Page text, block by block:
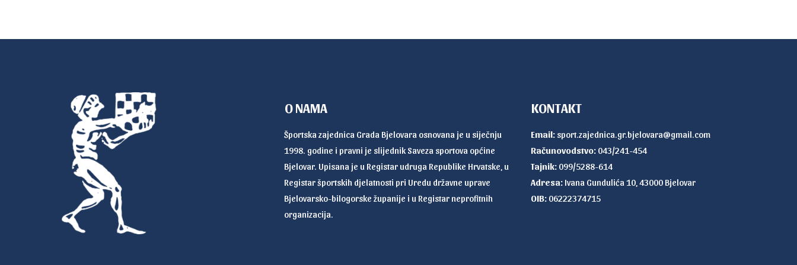
O NAMA
Športska zajednica Grada Bjelovara osnovana je u siječnju
1998. godine i pravni je slijednik Saveza sportova općine
Bjelovar. Upisana je u Registar udruga Republike Hrvatske, u
Registar športskih djelatnosti pri Uredu državne uprave
Bjelovarsko-bilogorske županije i u Registar neprofitnih
organizacija.
KONTAKT
Email: sport.zajednica.gr.bjelovara@gmail.com
Računovodstvo: 043/241-454
Tajnik: 099/5288-614
Adresa:Ivana Gundulića 10, 43000 Bjelovar
OIB:06222374715